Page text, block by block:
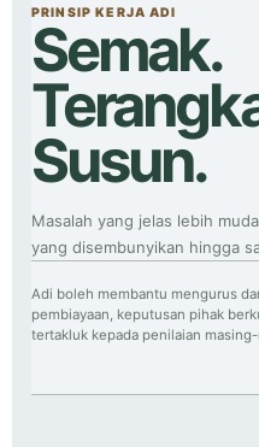
PRINSIP KERJA ADI
Semak.
Susun.
Masalah yang jelas lebih
yang disembunyikan hingga
Adi boleh membantu mengurus
pembiayaan, keputusan pihak
tertakluk kepada penilaian